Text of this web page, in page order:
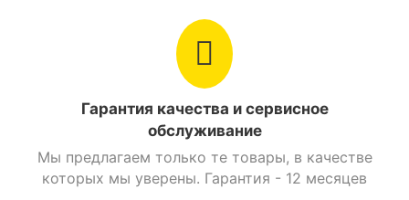
Гарантия качества и сервисное
обслуживание
Мы предлагаем только те товары, в качестве
которых мы уверены. Гарантия - 12 месяцев